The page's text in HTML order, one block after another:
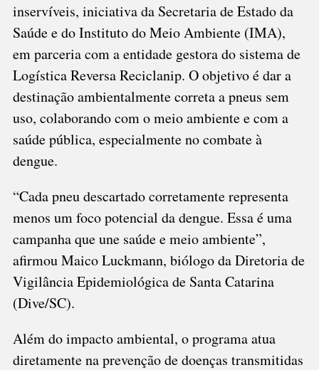
inservíveis, iniciativa da Secretaria de Estado da
Saúde e do Instituto do Meio Ambiente (IMA),
em parceria com a entidade gestora do sistema de
Logística Reversa Reciclanip. O objetivo é dar a
destinação ambientalmente correta a pneus sem
uso, colaborando com o meio ambiente e com a
saúde pública, especialmente no combate à
dengue.
“Cada pneu descartado corretamente representa
menos um foco potencial da dengue. Essa é uma
campanha que une saúde e meio ambiente”,
afirmou Maico Luckmann, biólogo da Diretoria de
Vigilância Epidemiológica de Santa Catarina
(Dive/SC).
Além do impacto ambiental, o programa atua
diretamente na prevenção de doenças transmitidas